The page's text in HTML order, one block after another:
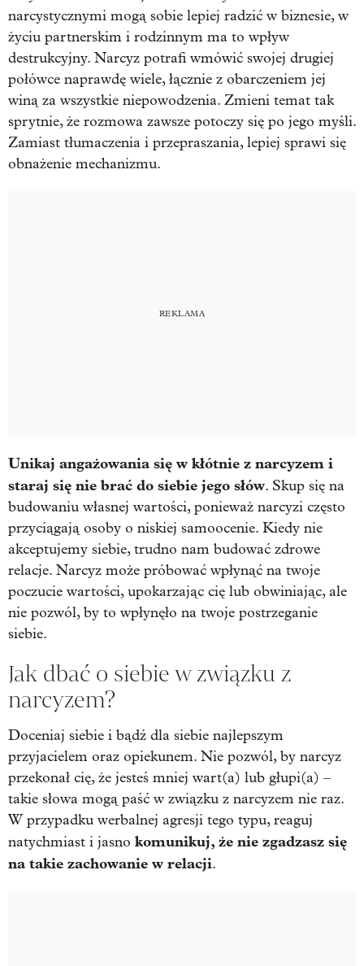
narcystycznymi mogą sobie lepiej radzić w biznesie, w
życiu partnerskim i rodzinnym ma to wpływ
destrukcyjny. Narcyz potrafi wmówić swojej drugiej
połówce naprawdę wiele, łącznie z obarczeniem jej
winą za wszystkie niepowodzenia. Zmieni temat tak
sprytnie, że rozmowa zawsze potoczy się po jego myśli.
Zamiast tłumaczenia i przepraszania, lepiej sprawi się
obnażenie mechanizmu.
Unikaj angażowania się w kłótnie z narcyzem i
staraj się nie brać do siebie jego słów. Skup się na
budowaniu własnej wartości, ponieważ narcyzi często
przyciągają osoby o niskiej samoocenie. Kiedy nie
akceptujemy siebie, trudno nam budować zdrowe
relacje. Narcyz może próbować wpłynąć na twoje
poczucie wartości, upokarzając cię lub obwiniając, ale
nie pozwól, by to wpłynęło na twoje postrzeganie
siebie.
Jak dbać o siebie w związku z
narcyzem?
Doceniaj siebie i bądź dla siebie najlepszym
przyjacielem oraz opiekunem. Nie pozwól, by narcyz
przekonał cię, że jesteś mniej wart(a) lub głupi(a) –
takie słowa mogą paść w związku z narcyzem nie raz.
W przypadku werbalnej agresji tego typu, reaguj
natychmiast i jasno komunikuj, że nie zgadzasz się
na takie zachowanie w relacji.